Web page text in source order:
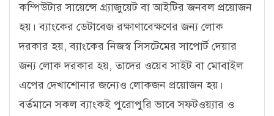
কম্পিউটার সায়েন্সে গ্র্যাজুয়েট বা আইটির জনবল প্রয়োজন
হয়। ব্যাংকের ডেটাবেজ রক্ষাণাবেক্ষণের জন্য লোক
দরকার হয়, ব্যাংকের নিজস্ব সিসটেমের সাপোর্ট দেয়ার
জন্য লোক দরকার হয়, তাদের ওয়েব সাইট বা মোবাইল
এপের দেখাশোনার জন্যেও লোকজন প্রয়োজন হয়।
বর্তমানে সকল ব্যাংকই পুরোপুরি ভাবে সফটওয়্যার ও